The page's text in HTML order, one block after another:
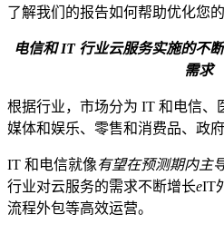
了解我们的报告如何帮助优化您
电信和 IT 行业云服务实施的不
需求
根据行业，市场分为 IT 和电信、
媒体和娱乐、零售和消费品、政府
IT 和电信就像有望在预测期内主
行业对云服务的需求不断增长eIT
流程外包等高效运营。